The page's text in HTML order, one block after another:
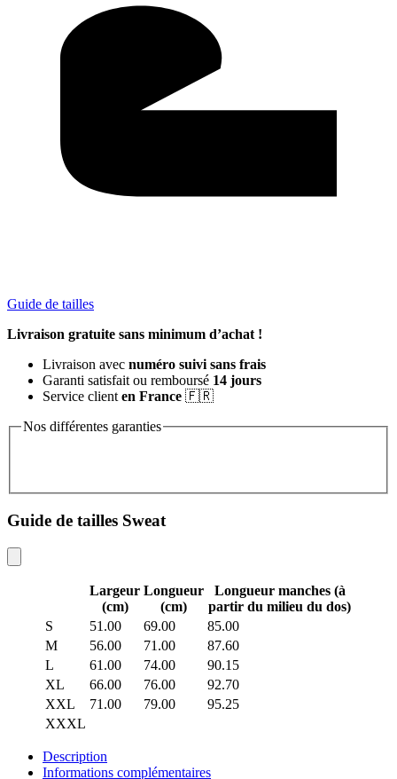
Guide de tailles
Livraison gratuite sans minimum d’achat !
Livraison avec numéro suivi sans frais
Garanti satisfait ou remboursé 14 jours
Service client en France 🇫🇷
Nos différentes garanties
Guide de tailles Sweat
Largeur
(cm)
Longueur
(cm)
Longueur manches (à
partir du milieu du dos)
S
51.00 69.00
85.00
M
56.00 71.00
87.60
L
61.00 74.00
90.15
XL
66.00 76.00
92.70
XXL
71.00 79.00
95.25
XXXL
Description
Informations complémentaires